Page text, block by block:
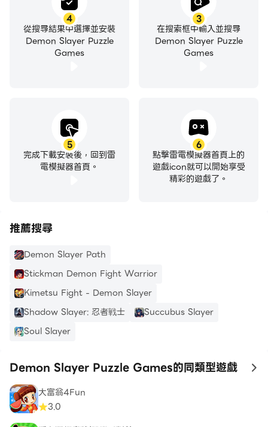
3
在搜索框中輸入並搜尋
Demon Slayer Puzzle
Games
4
從搜尋結果中選擇並安裝
Demon Slayer Puzzle
Games
5
完成下載安裝後，回到雷
電模擬器首頁。
6
點擊雷電模擬器首頁上的
遊戲icon就可以開始享受
精彩的遊戲了。
推薦搜尋
Demon Slayer Path
Stickman Demon Fight Warrior
Kimetsu Fight - Demon Slayer
Shadow Slayer: 忍者戦士
Succubus Slayer
Soul Slayer
Demon Slayer Puzzle Games的同類型遊戲 to
大富翁4Fun
3.0